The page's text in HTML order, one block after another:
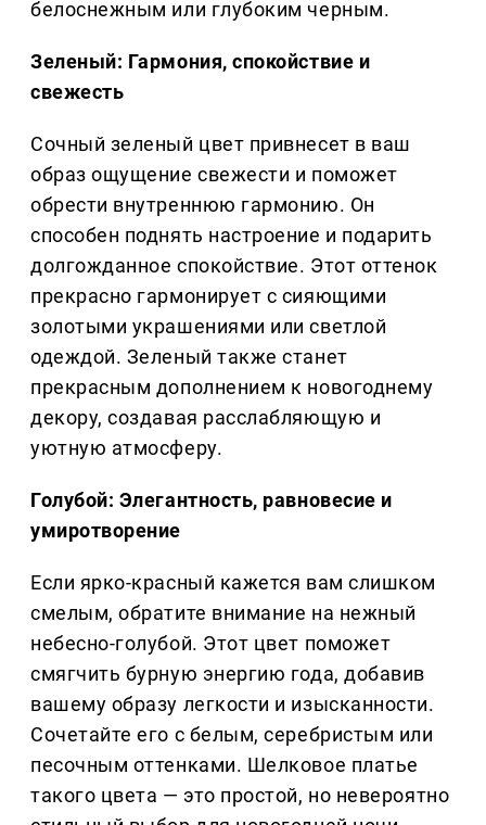
белоснежным или глубоким черным.
Зеленый: Гармония, спокойствие и
свежесть
Сочный зеленый цвет привнесет в ваш
образ ощущение свежести и поможет
обрести внутреннюю гармонию. Он
способен поднять настроение и подарить
долгожданное спокойствие. Этот оттенок
прекрасно гармонирует с сияющими
золотыми украшениями или светлой
одеждой. Зеленый также станет
прекрасным дополнением к новогоднему
декору, создавая расслабляющую и
уютную атмосферу.
Голубой: Элегантность, равновесие и
умиротворение
Если ярко-красный кажется вам слишком
смелым, обратите внимание на нежный
небесно-голубой. Этот цвет поможет
смягчить бурную энергию года, добавив
вашему образу легкости и изысканности.
Сочетайте его с белым, серебристым или
песочным оттенками. Шелковое платье
такого цвета — это простой, но невероятно